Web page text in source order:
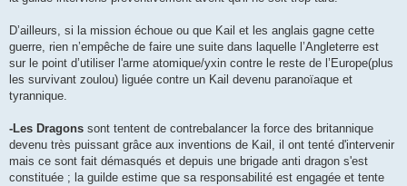
D’ailleurs, si la mission échoue ou que Kail et les anglais gagne cette
guerre, rien n’empêche de faire une suite dans laquelle l’Angleterre est
sur le point d’utiliser l'arme atomique/yxin contre le reste de l’Europe(plus
les survivant zoulou) liguée contre un Kail devenu paranoïaque et
tyrannique.
-Les Dragons sont tentent de contrebalancer la force des britannique
devenu très puissant grâce aux inventions de Kail, il ont tenté d'intervenir
mais ce sont fait démasqués et depuis une brigade anti dragon s'est
constituée ; la guilde estime que sa responsabilité est engagée et tente